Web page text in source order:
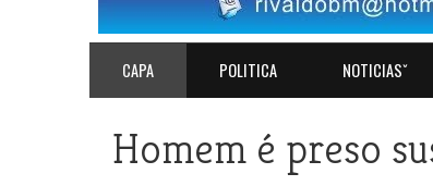
CAPA POLITICA NOTICIASˇ
Homem é preso